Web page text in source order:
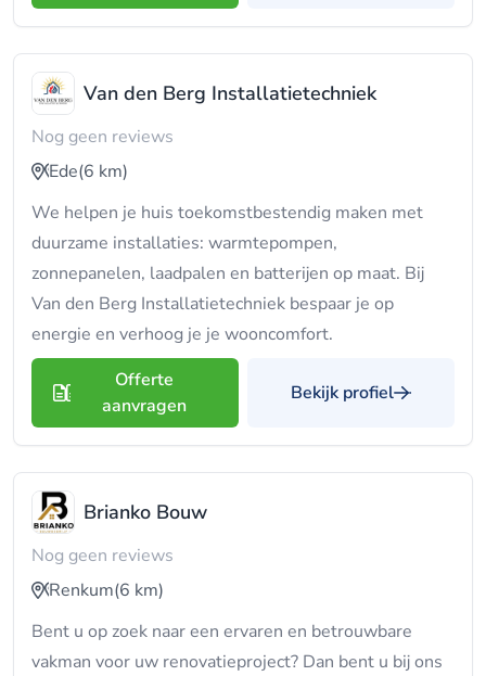
Van den Berg Installatietechniek
Nog geen reviews
Ede(6 km)
We helpen je huis toekomstbestendig maken met
duurzame installaties: warmtepompen,
zonnepanelen, laadpalen en batterijen op maat. Bij
Van den Berg Installatietechniek bespaar je op
energie en verhoog je je wooncomfort.
Offerte
aanvragen
Bekijk profiel
Brianko Bouw
Nog geen reviews
Renkum(6 km)
Bent u op zoek naar een ervaren en betrouwbare
vakman voor uw renovatieproject? Dan bent u bij ons